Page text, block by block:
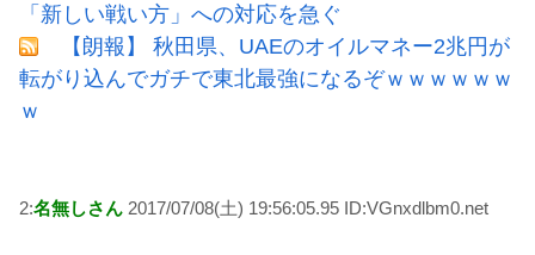
「新しい戦い方」への対応を急ぐ
【朗報】 秋田県、UAEのオイルマネー2兆円が
転がり込んでガチで東北最強になるぞｗｗｗｗｗｗ
ｗ
2:名無しさん 2017/07/08(土) 19:56:05.95 ID:VGnxdlbm0.net